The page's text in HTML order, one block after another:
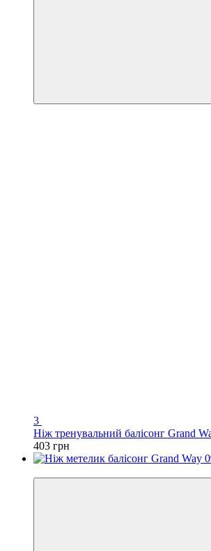
3
Ніж тренувальний балісонг Grand
403 грн